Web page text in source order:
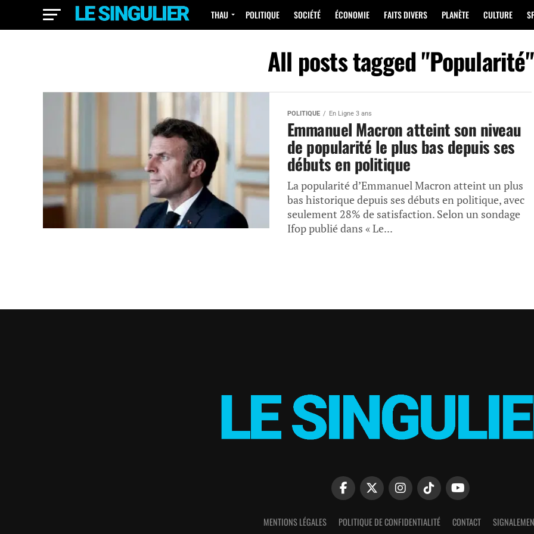
THAU POLITIQUE SOCIÉTÉ ÉCONOMIE FAITS DIVERS PLANÈTE CULTURE
All posts tagged "Popularité"
POLITIQUE En Ligne 3 ans
Emmanuel Macron atteint son niveau
de popularité le plus bas depuis ses
débuts en politique
La popularité d’Emmanuel Macron atteint un plus
bas historique depuis ses débuts en politique, avec
seulement 28% de satisfaction. Selon un sondage
Ifop publié dans « Le...
MENTIONS LÉGALES POLITIQUE DE CONFIDENTIALITÉ CONTACT